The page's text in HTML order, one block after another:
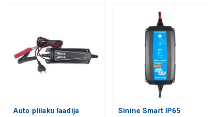
Auto pliiaku laadija
Sinine Smart IP65